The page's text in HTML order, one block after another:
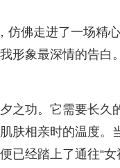
仿佛走进了一场
形象最深情的告白。
之功。它需要长
肤相亲时的温度
经踏上了通往“女